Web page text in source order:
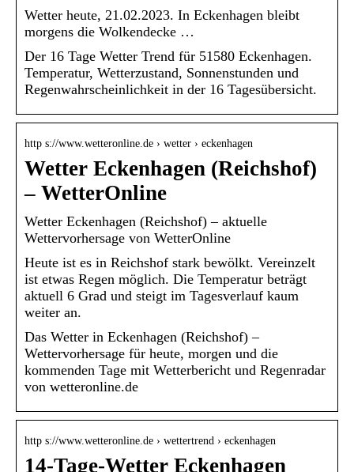
Wetter heute, 21.02.2023. In Eckenhagen bleibt
morgens die Wolkendecke …
Der 16 Tage Wetter Trend für 51580 Eckenhagen.
Temperatur, Wetterzustand, Sonnenstunden und
Regenwahrscheinlichkeit in der 16 Tagesübersicht.
http s://www.wetteronline.de › wetter › eckenhagen
Wetter Eckenhagen (Reichshof)
– WetterOnline
Wetter Eckenhagen (Reichshof) – aktuelle
Wettervorhersage von WetterOnline
Heute ist es in Reichshof stark bewölkt. Vereinzelt
ist etwas Regen möglich. Die Temperatur beträgt
aktuell 6 Grad und steigt im Tagesverlauf kaum
weiter an.
Das Wetter in Eckenhagen (Reichshof) –
Wettervorhersage für heute, morgen und die
kommenden Tage mit Wetterbericht und Regenradar
von wetteronline.de
http s://www.wetteronline.de › wettertrend › eckenhagen
14-Tage-Wetter Eckenhagen